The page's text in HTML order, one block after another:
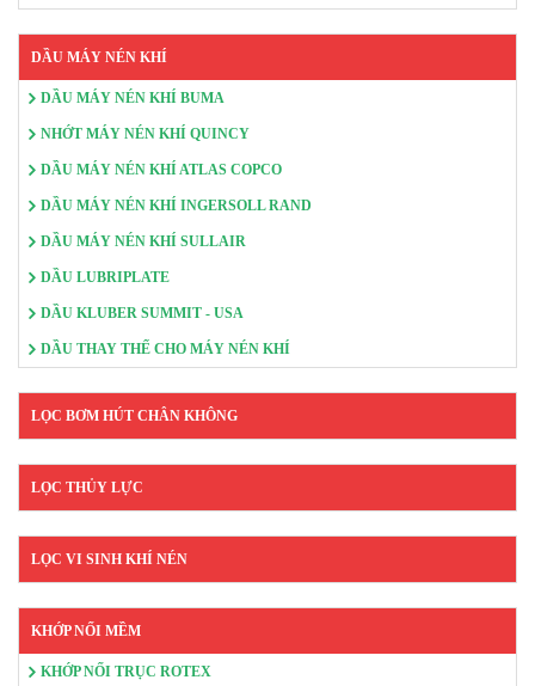
DẦU MÁY NÉN KHÍ
DẦU MÁY NÉN KHÍ BUMA
NHỚT MÁY NÉN KHÍ QUINCY
DẦU MÁY NÉN KHÍ ATLAS COPCO
DẦU MÁY NÉN KHÍ INGERSOLL RAND
DẦU MÁY NÉN KHÍ SULLAIR
DẦU LUBRIPLATE
DẦU KLUBER SUMMIT - USA
DẦU THAY THẾ CHO MÁY NÉN KHÍ
LỌC BƠM HÚT CHÂN KHÔNG
LỌC THỦY LỰC
LỌC VI SINH KHÍ NÉN
KHỚP NỐI MỀM
KHỚP NỐI TRỤC ROTEX